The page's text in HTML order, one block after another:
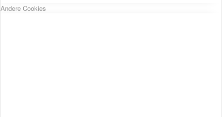
Andere Cookies